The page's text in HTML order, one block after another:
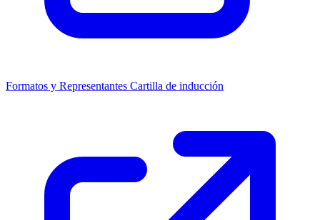
Formatos y Representantes Cartilla de inducción